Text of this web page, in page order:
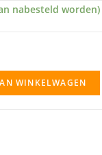
nabesteld worden)
WINKELWAGEN